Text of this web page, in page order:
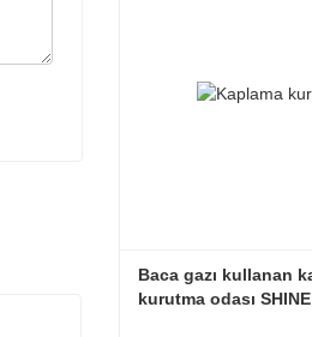
Baca gazı kullanan
kurutma odası